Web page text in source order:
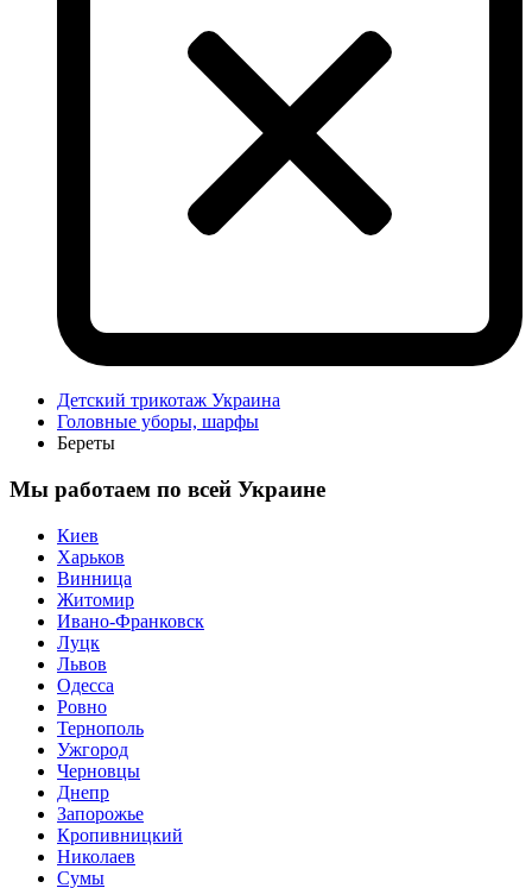
Детский трикотаж Украина
Головные уборы, шарфы
Береты
Мы работаем по всей Украине
Киев
Харьков
Винница
Житомир
Ивано-Франковск
Луцк
Львов
Одесса
Ровно
Тернополь
Ужгород
Черновцы
Днепр
Запорожье
Кропивницкий
Николаев
Сумы